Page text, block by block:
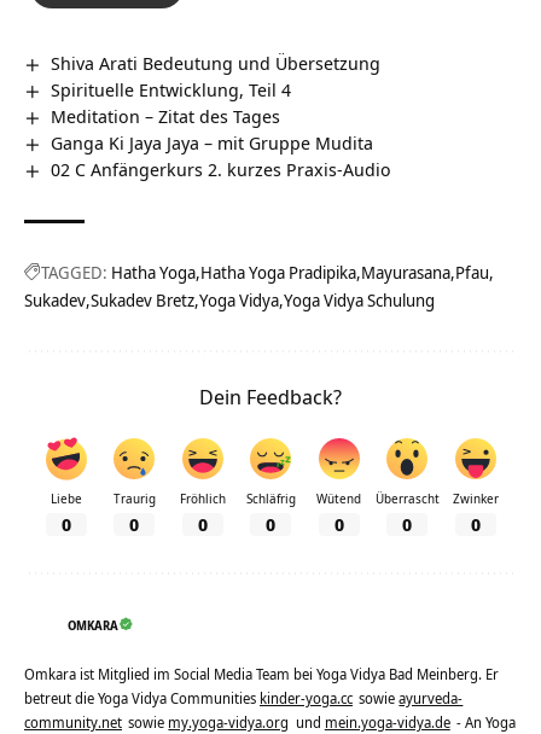
Shiva Arati Bedeutung und Übersetzung
Spirituelle Entwicklung, Teil 4
Meditation – Zitat des Tages
Ganga Ki Jaya Jaya – mit Gruppe Mudita
02 C Anfängerkurs 2. kurzes Praxis-Audio
TAGGED: Hatha Yoga Hatha Yoga Pradipika Mayurasana Pfau
Sukadev Sukadev Bretz Yoga Vidya Yoga Vidya Schulung
Dein Feedback?
Liebe
0
Traurig
0
Fröhlich
0
Schläfrig
0
Wütend
0
Überrascht
0
Zwinker
0
OMKARA
Omkara ist Mitglied im Social Media Team bei Yoga Vidya Bad Meinberg. Er
betreut die Yoga Vidya Communities kinder-yoga.cc sowieayurveda-
community.net sowie my.yoga-vidya.org und mein.yoga-vidya.de - An Yoga